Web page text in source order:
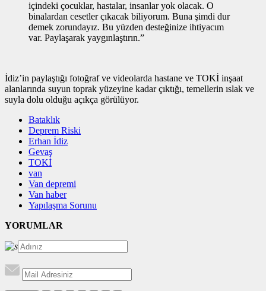
içindeki çocuklar, hastalar, insanlar yok olacak. O
binalardan cesetler çıkacak biliyorum. Buna şimdi dur
demek zorundayız. Bu yüzden desteğinize ihtiyacım
var. Paylaşarak yaygınlaştırın.”
İdiz’in paylaştığı fotoğraf ve videolarda hastane ve TOKİ inşaat
alanlarında suyun toprak yüzeyine kadar çıktığı, temellerin ıslak ve
suyla dolu olduğu açıkça görülüyor.
Bataklık
Deprem Riski
Erhan İdiz
Gevaş
TOKİ
van
Van depremi
Van haber
Yapılaşma Sorunu
YORUMLAR